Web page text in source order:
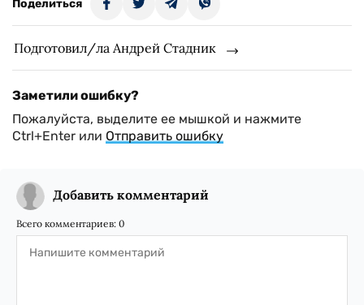
Поделиться
Подготовил/ла Андрей Стадник
Заметили ошибку?
Пожалуйста, выделите ее мышкой и нажмите
Ctrl+Enter или Отправить ошибку
Добавить комментарий
Всего комментариев: 0